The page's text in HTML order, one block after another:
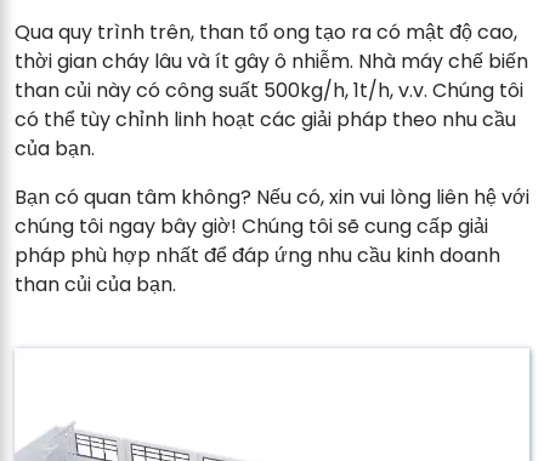
Qua quy trình trên, than tổ ong tạo ra có mật độ cao,
thời gian cháy lâu và ít gây ô nhiễm. Nhà máy chế biến
than củi này có công suất 500kg/h, 1t/h, v.v. Chúng tôi
có thể tùy chỉnh linh hoạt các giải pháp theo nhu cầu
của bạn.
Bạn có quan tâm không? Nếu có, xin vui lòng liên hệ với
chúng tôi ngay bây giờ! Chúng tôi sẽ cung cấp giải
pháp phù hợp nhất để đáp ứng nhu cầu kinh doanh
than củi của bạn.